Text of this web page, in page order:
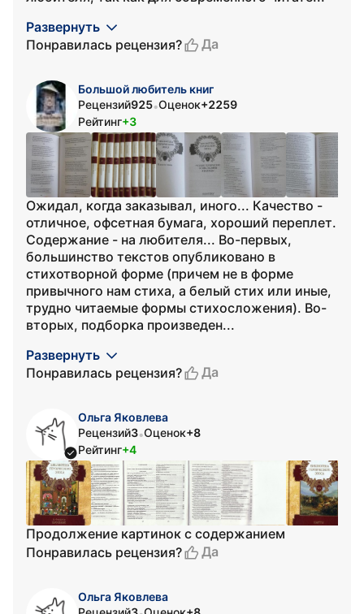
Развернуть
Понравилась рецензия?
Да
Большой любитель книг
Рецензий925•Оценок+2259
Рейтинг+3
Ожидал, когда заказывал, иного... Качество -
отличное, офсетная бумага, хороший переплет.
Содержание - на любителя... Во-первых,
большинство текстов опубликовано в
стихотворной форме (причем не в форме
привычного нам стиха, а белый стих или иные,
трудно читаемые формы стихосложения). Во-
вторых, подборка произведен...
Развернуть
Понравилась рецензия?
Да
Ольга Яковлева
Рецензий3•Оценок+8
Рейтинг+4
Продолжение картинок с содержанием
Понравилась рецензия?
Да
Ольга Яковлева